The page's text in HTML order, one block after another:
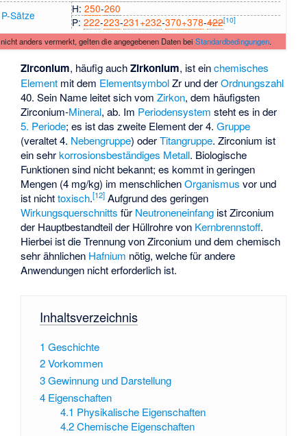
Sätze H:250​‐​260
P:222​‐​223​‐​231+232​‐​370+378​‐​422[10]
anders vermerkt, gelten die angegebenen Daten beiStandardbedingungen.
Zirconium, häufig auchZirkonium, ist einchemisches
Element mit dem ElementsymbolZr und derOrdnungszahl
40. Sein Name leitet sich vomZirkon, dem häufigsten
Zirconium-Mineral, ab. Im Periodensystem steht es in der
5. Periode; es ist das zweite Element der 4.Gruppe
(veraltet 4. Nebengruppe) oderTitangruppe. Zirconium ist
ein sehrkorrosionsbeständiges Metall. Biologische
Funktionen sind nicht bekannt; es kommt in geringen
Mengen (4 mg/kg) im menschlichenOrganismus vor und
ist nichttoxisch.[12] Aufgrund des geringen
Wirkungsquerschnitts für Neutroneneinfang ist Zirconium
der Hauptbestandteil der Hüllrohre von Kernbrennstoff.
Hierbei ist die Trennung von Zirconium und dem chemisch
sehr ähnlichen Hafnium nötig, welche für andere
Anwendungen nicht erforderlich ist.
Inhaltsverzeichnis
1 Geschichte
2Vorkommen
3Gewinnung und Darstellung
4 Eigenschaften
4.1 Physikalische Eigenschaften
4.2 Chemische Eigenschaften